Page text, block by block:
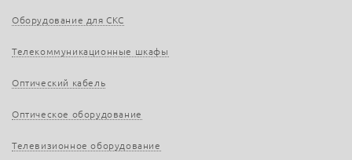
Оборудование для СКС
Телекоммуникационные шкафы
Оптический кабель
Оптическое оборудование
Телевизионное оборудование